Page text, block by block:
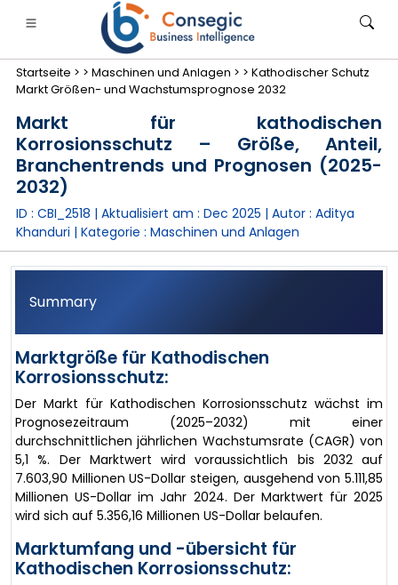
Finanzdienstleistungen und Versicherungen
• Energie und Strom
•
• Fallstudien
Startseite > > Maschinen und Anlagen > > Kathodischer Schutz
Markt Größen- und Wachstumsprognose 2032
Markt für kathodischen
Korrosionsschutz – Größe, Anteil,
Branchentrends und Prognosen (2025-
2032)
ID : CBI_2518 | Aktualisiert am : Dec 2025 | Autor : Aditya
Khanduri | Kategorie : Maschinen und Anlagen
Summary
Marktgröße für Kathodischen
Korrosionsschutz:
Der Markt für Kathodischen Korrosionsschutz wächst im
Prognosezeitraum (2025–2032) mit einer
durchschnittlichen jährlichen Wachstumsrate (CAGR) von
5,1 %. Der Marktwert wird voraussichtlich bis 2032 auf
7.603,90 Millionen US-Dollar steigen, ausgehend von 5.111,85
Millionen US-Dollar im Jahr 2024. Der Marktwert für 2025
wird sich auf 5.356,16 Millionen US-Dollar belaufen.
Marktumfang und -übersicht für
Kathodischen Korrosionsschutz: